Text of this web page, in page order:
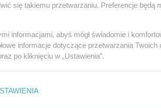
Szafki cargo zapewniają łatwy dostęp do wszystkich
jest w różnych szafkach, to na pewno
się takiemu przetwarzaniu. Preferencje będą
informacjami, abyś mógł świadomie i
informacje dotyczące przetwarzania
po kliknięciu w „Ustawienia”.